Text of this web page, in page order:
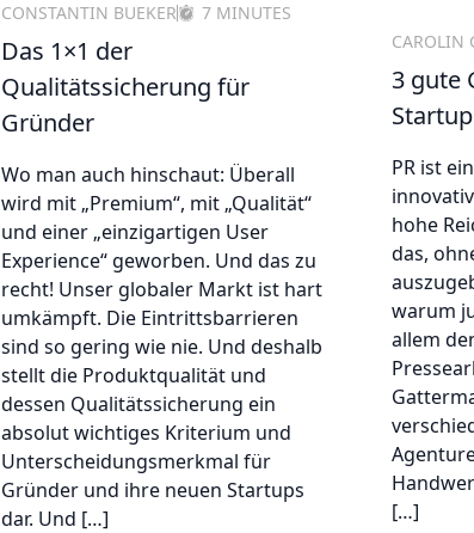
CONSTANTIN BUEKER 7 MINUTES
Das 1×1 der
Qualitätssicherung für
Gründer
Wo man auch hinschaut: Überall
wird mit „Premium“, mit „Qualität“
und einer „einzigartigen User
Experience“ geworben. Und das zu
recht! Unser globaler Markt ist hart
umkämpft. Die Eintrittsbarrieren
sind so gering wie nie. Und deshalb
stellt die Produktqualität und
dessen Qualitätssicherung ein
absolut wichtiges Kriterium und
Unterscheidungsmerkmal für
Gründer und ihre neuen Startups
dar. Und […]
CAROLIN
3 gute
PR ist
hohe
das,
warum
allem
[…]